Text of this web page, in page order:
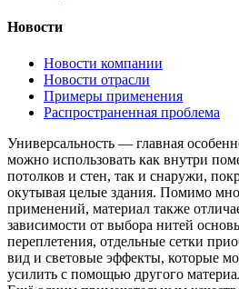
Новости
Новости компании
Новости отрасли
Примеры применения
Распространенная проблема
Универсальность — главная
можно использовать как внутри
потолков и стен, так и снаружи,
окутывая целые здания. Помимо
применений, материал также
зависимости от выбора нитей
переплетения, отдельные сетки
вид и световые эффекты, которые
усилить с помощью другого